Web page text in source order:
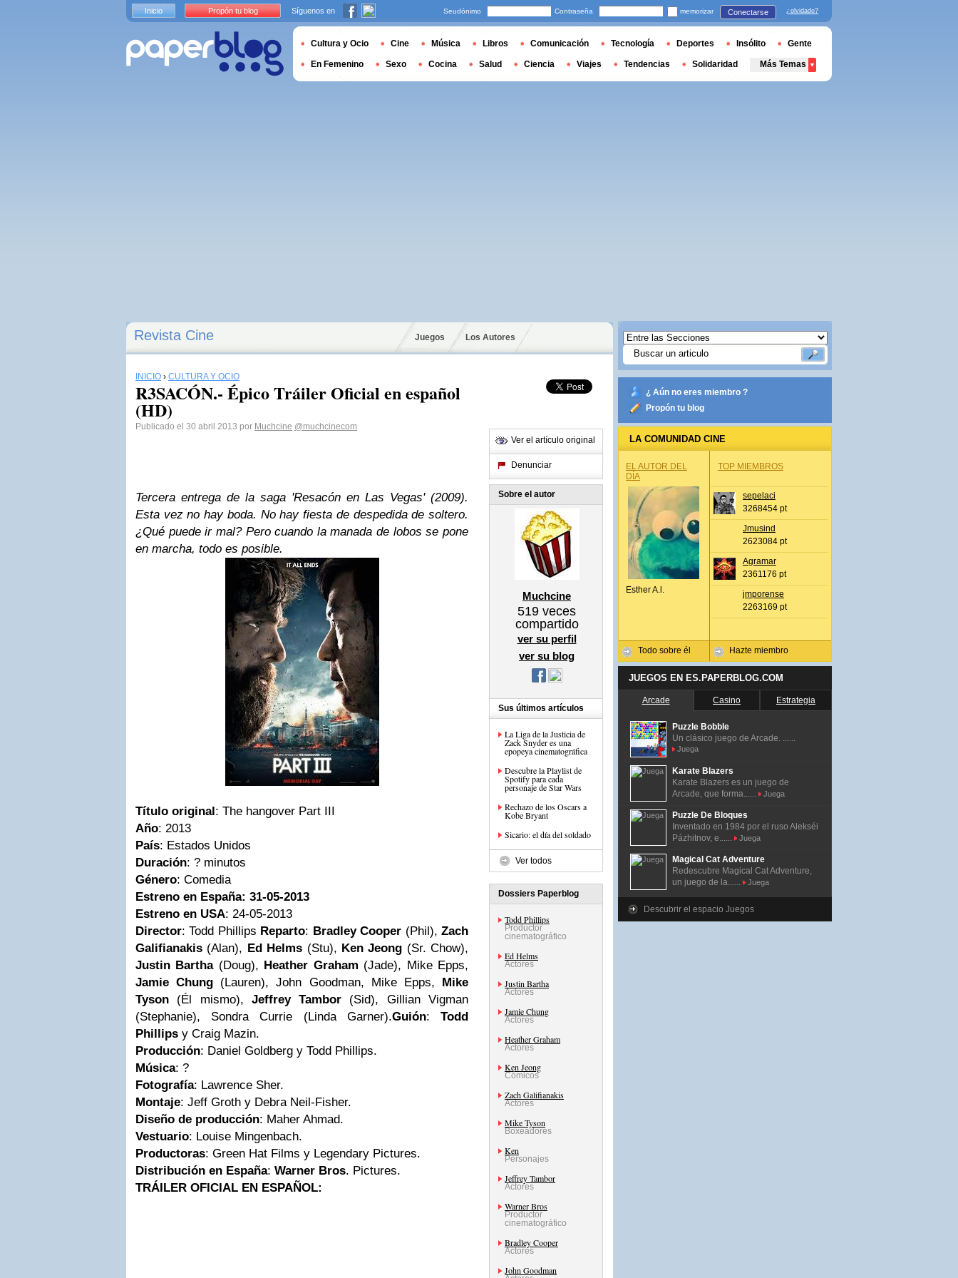
Revista Cine Juegos Los Autores
INICIO › CULTURA Y OCIO
R3SACÓN.- Épico Tráiler Oficial en español
(HD)
Publicado el 30 abril 2013 por Muchcine @muchcinecom
Tercera entrega de la saga 'Resacón en Las Vegas' (2009).
Esta vez no hay boda. No hay fiesta de despedida de soltero.
¿Qué puede ir mal? Pero cuando la manada de lobos se pone
en marcha, todo es posible.
Título original: The hangover Part III
Año: 2013
País: Estados Unidos
Duración: ? minutos
Género: Comedia
Estreno en España: 31-05-2013
Estreno en USA: 24-05-2013
Director: Todd Phillips Reparto: Bradley Cooper (Phil),Zach
Galifianakis (Alan), Ed Helms (Stu), KenJeong (Sr. Chow),
Justin Bartha(Doug), Heather Graham (Jade), Mike Epps,
Jamie Chung (Lauren), John Goodman, Mike Epps, Mike
Tyson (Él mismo), Jeffrey Tambor (Sid), Gillian Vigman
(Stephanie), Sondra Currie (Linda Garner).Guión:Todd
Phillips y Craig Mazin.
Producción: Daniel Goldberg y Todd Phillips.
Música: ?
Fotografía: Lawrence Sher.
Montaje: Jeff Groth y Debra Neil-Fisher.
Diseño de producción: Maher Ahmad.
Vestuario: Louise Mingenbach.
Productoras: Green Hat Films y Legendary Pictures.
Distribución en España: Warner Bros. Pictures.
TRÁILER OFICIAL EN ESPAÑOL:
Ver el artículo original
Denunciar
Sobre el autor
Muchcine
519 veces
compartido
ver su perfil
ver su blog
Sus últimos artículos
La Liga de la Justicia de
Zack Snyder es una
epopeya cinematográfica
Descubre la Playlist de
Spotify para cada
personaje de Star Wars
Rechazo de los Oscars a
Kobe Bryant
Sicario: el día del soldado
Ver todos
Dossiers Paperblog
Todd Phillips
Productor
cinematográfico
Ed Helms
Actores
Justin Bartha
Actores
Jamie Chung
Actores
Heather Graham
Actores
Ken Jeong
Cómicos
Zach Galifianakis
Actores
Mike Tyson
Boxeadores
Ken
Personajes
Jeffrey Tambor
Actores
Warner Bros
Productor
cinematográfico
Bradley Cooper
Actores
John Goodman
¿ Aún no eres miembro ?
Propón tu blog
LA COMUNIDAD CINE
EL AUTOR DEL
DÍA
Esther A.l.
Todo sobre él
TOP MIEMBROS
sepelaci
3268454 pt
Jmusind
2623084 pt
Agramar
2361176 pt
jmporense
2263169 pt
Hazte miembro
JUEGOS EN ES.PAPERBLOG.COM
Arcade Casino Estrategia
Puzzle Bobble
Un clásico juego de Arcade. ......
Juega
Karate Blazers
Karate Blazers es un juego de
Arcade, que forma......
Juega
Puzzle De Bloques
Inventado en 1984 por el ruso Alekséi
Pázhitnov, e......
Juega
Magical Cat Adventure
Redescubre Magical Cat Adventure,
un juego de la......
Juega
Descubrir el espacio Juegos
Inicio Propón tu blog Síguenos en Seudónimo Contraseña memorizar Conectarse ¿olvidado?
Cultura y Ocio Cine Música Libros Comunicación Tecnología Deportes Insólito Gente
En Femenino Sexo Cocina Salud Ciencia Viajes Tendencias Solidaridad Más Temas